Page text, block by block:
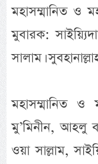
মহাসম্মানিত ও
মুবারক:
সালাম।
মহাসম্মানিত ও
মু’মিনীন, আহলু
ওয়া সাল্লাম,